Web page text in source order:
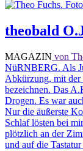
theobald
MAGAZIN von
NüRNBERG. Als
Abkürzung, mit der
bezeichnen. Das
Drogen. Es war
Nur die äußerste
Schlaf lösten bei
plötzlich an der
und auf die